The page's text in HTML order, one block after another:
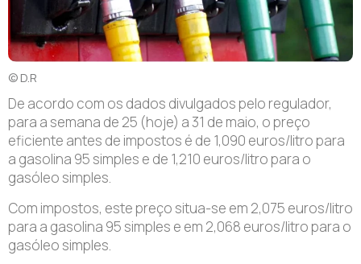
© D.R
De acordo com os dados divulgados pelo regulador,
para a semana de 25 (hoje) a 31 de maio, o preço
eficiente antes de impostos é de 1,090 euros/litro para
a gasolina 95 simples e de 1,210 euros/litro para o
gasóleo simples.
Com impostos, este preço situa-se em 2,075 euros/litro
para a gasolina 95 simples e em 2,068 euros/litro para o
gasóleo simples.